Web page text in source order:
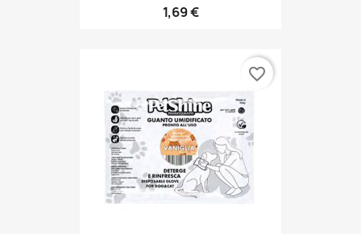
1,69 €
favorite_border